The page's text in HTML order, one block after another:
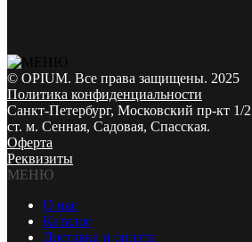
© OPIUM. Все права защищены. 2025
Политика конфиденциальности
Санкт-Петербург, Московский пр-кт 1/2
ст. м. Сенная, Садовая, Спасская.
Оферта
Реквизиты
МЕНЮ
О нас
Каталог
Доставка и оплата